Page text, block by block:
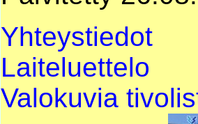
Yhteystiedot
Laiteluettelo
Valokuvia